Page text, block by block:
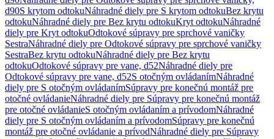
d90S krytom odtokuNáhradné diely pre S krytom odtokuBez krytu
odtokuNáhradné diely pre Bez krytu odtokuKryt odtokuNáhradné
diely pre Kryt odtokuOdtokové súpravy pre sprchové vaničky
SestraNáhradné diely pre Odtokové súpravy pre sprchové vaničky
SestraBez krytu odtokuNáhradné diely pre Bez krytu
odtokuOdtokové súpravy pre vane, d52Náhradné diely pre
Odtokové súpravy pre vane, d52S otočným ovládanímNáhradné
diely pre S otočným ovládanímSúpravy pre konečnú montáž pre
otočné ovládanieNáhradné diely pre Súpravy pre konečnú montáž
pre otočné ovládanieS otočným ovládaním a prívodomNáhradné
diely pre S otočným ovládaním a prívodomSúpravy pre konečnú
montáž pre otočné ovládanie a prívodNáhradné diely pre Súpravy